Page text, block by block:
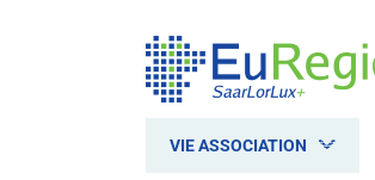
VIE ASSOCIATION